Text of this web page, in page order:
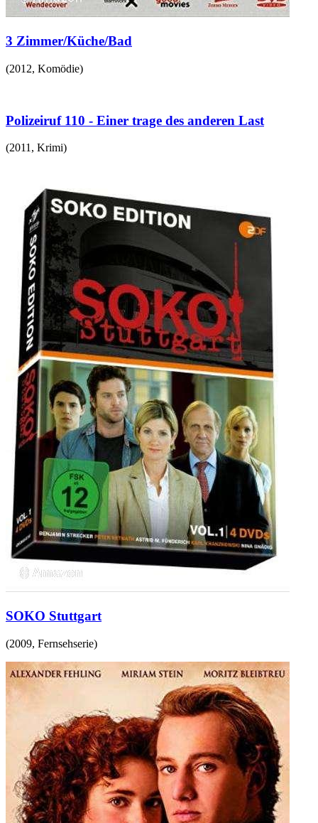
3 Zimmer/Küche/Bad
(2012, Komödie)
Polizeiruf 110 - Einer trage des anderen Last
(2011 , Krimi)
SOKO Stuttgart
(2009, Fernsehserie)